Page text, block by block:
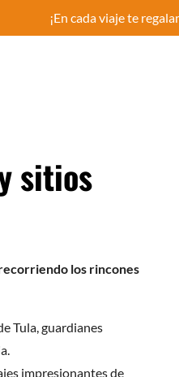
¡En cada viaje te
sitios
los rincones
Tula, guardianes
impresionantes de